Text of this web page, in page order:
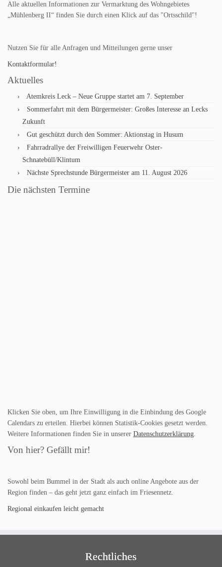
Alle aktuellen Informationen zur Vermarktung des Wohngebietes
„Mühlenberg II“ finden Sie durch einen Klick auf das "Ortsschild"!
Nutzen Sie für alle Anfragen und Mitteilungen gerne unser
Kontaktformular!
Aktuelles
Atemkreis Leck – Neue Gruppe startet am 7. September
Sommerfahrt mit dem Bürgermeister: Großes Interesse an Lecks
Zukunft
Gut geschützt durch den Sommer: Aktionstag in Husum
Fahrradrallye der Freiwilligen Feuerwehr Oster-
Schnatebüll/Klintum
Nächste Sprechstunde Bürgermeister am 11. August 2026
Die nächsten Termine
Klicken Sie oben, um Ihre Einwilligung in die Einbindung des Google
Calendars zu erteilen. Hierbei können Statistik-Cookies gesetzt werden.
Weitere Informationen finden Sie in unserer Datenschutzerklärung.
Von hier? Gefällt mir!
Sowohl beim Bummel in der Stadt als auch online Angebote aus der
Region finden – das geht jetzt ganz einfach im Friesennetz.
Regional einkaufen leicht gemacht
Rechtliches